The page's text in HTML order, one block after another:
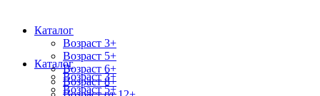
Каталог
Возраст 3+
Возраст 5+
Возраст 6+
Возраст 8+
Каталог
Возраст 3+
Возраст 5+